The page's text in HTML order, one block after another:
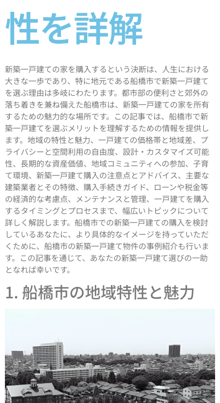
性を詳解
新築一戸建ての家を購入するという決断は、人生における
大きな一歩であり、特に地元である船橋市で新築一戸建て
を選ぶ理由は多岐にわたります。都市部の便利さと郊外の
落ち着きを兼ね備えた船橋市は、新築一戸建ての家を所有
するための魅力的な場所です。この記事では、船橋市で新
築一戸建てを選ぶメリットを理解するための情報を提供し
ます。地域の特性と魅力、一戸建ての価格帯と地域差、プ
ライバシーと空間利用の自由度、設計・カスタマイズ可能
性、長期的な資産価値、地域コミュニティへの参加、子育
て環境、新築一戸建て購入の注意点とアドバイス、主要な
建築業者とその特徴、購入手続きガイド、ローンや税金等
の経済的な考慮点、メンテナンスと管理、一戸建てを購入
するタイミングとプロセスまで、幅広いトピックについて
詳しく解説します。船橋市での新築一戸建ての購入を検討
しているあなたに、より具体的なイメージを持っていただ
くために、船橋市の新築一戸建て物件の事例紹介も行いま
す。この記事を通じて、あなたの新築一戸建て選びの一助
となれば幸いです。
1. 船橋市の地域特性と魅力